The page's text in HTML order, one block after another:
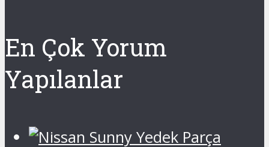
En Çok Yorum
Yapılanlar